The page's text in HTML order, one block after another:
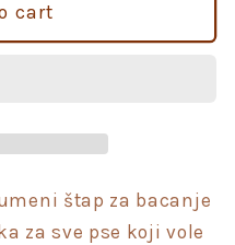
cart
štap za bacanje
za sve pse koji vole